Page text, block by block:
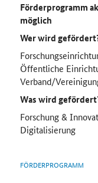
Förderprogramm
möglich
Wer wird
Öffentliche
Verband/
Was wird
Forschung &
Digitalisierung
FÖRDERPROGRAMM